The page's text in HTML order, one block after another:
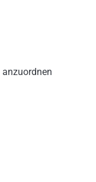
anzuordnen